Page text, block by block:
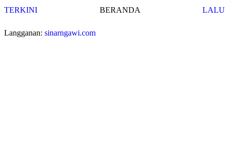
TERKINI LALU
BERANDA
Langganan: sinarngawi.com